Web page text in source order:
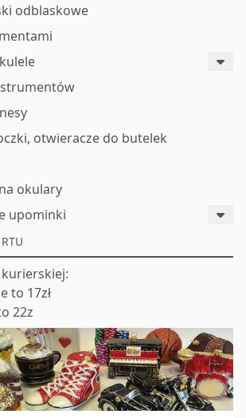
odblaskowe
otwieracze do butelek
okulary
upominki
kurierskiej:
to 17zł
22z